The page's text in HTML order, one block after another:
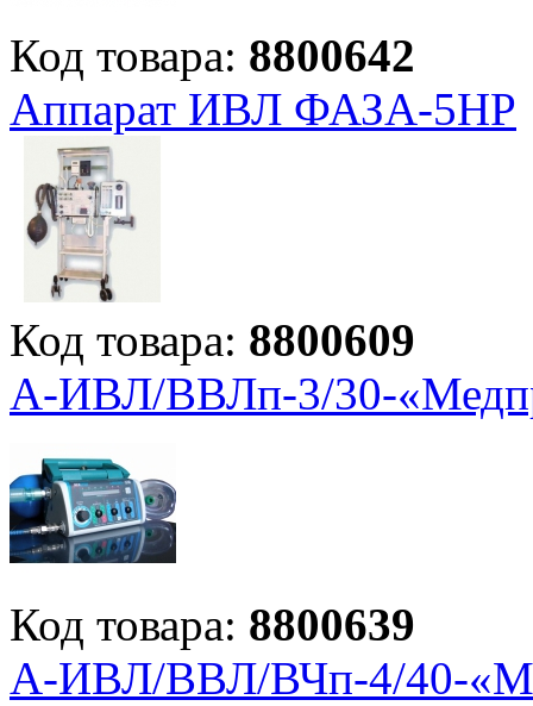
Код товара: 8800642
Аппарат ИВЛ ФАЗА-5НР
Код товара: 8800609
А-ИВЛ/ВВЛп-3/30-
Код товара: 8800639
А-ИВЛ/ВВЛ/ВЧп-4/40-